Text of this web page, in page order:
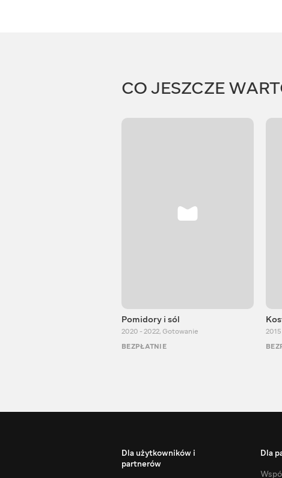
CO JESZCZE
Pomidory i sól
2020 - 2022, Gotowanie
BEZPŁATNIE
Dla użytkowników i
partnerów
Dla